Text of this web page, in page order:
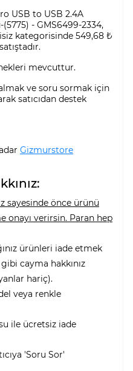
USB to USB 2.4A
- GMS6499-2334,
kategorisinde 549,68 ₺
mevcuttur.
ve soru sormak için
satıcıdan destek
Gizmurstore
sayesinde önce ürünü
onayı verirsin. Paran hep
ürünleri iade etmek
cayma hakkınız
hariç).
veya renkle
ile ücretsiz iade
'Soru Sor'